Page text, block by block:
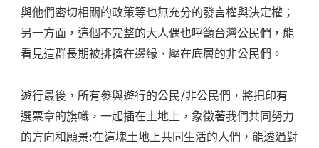
與他們密切相關的政策等也無充分的發言權與決定權；
另一方面，這個不完整的大人偶也呼籲台灣公民們，能
看見這群長期被排擠在邊緣、壓在底層的非公民們。
遊行最後，所有參與遊行的公民/非公民們，將把印有
選票章的旗幟，一起插在土地上，象徵著我們共同努力
的方向和願景:在這塊土地上共同生活的人們，能透過對